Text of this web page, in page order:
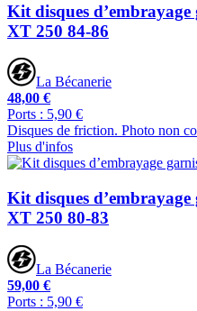
Kit disques
XT 250 84-86
La Bécanerie
48,00 €
Ports : 5,90 €
Disques de friction. Photo non
Plus d'infos
Kit disques
XT 250 80-83
La Bécanerie
59,00 €
Ports : 5,90 €